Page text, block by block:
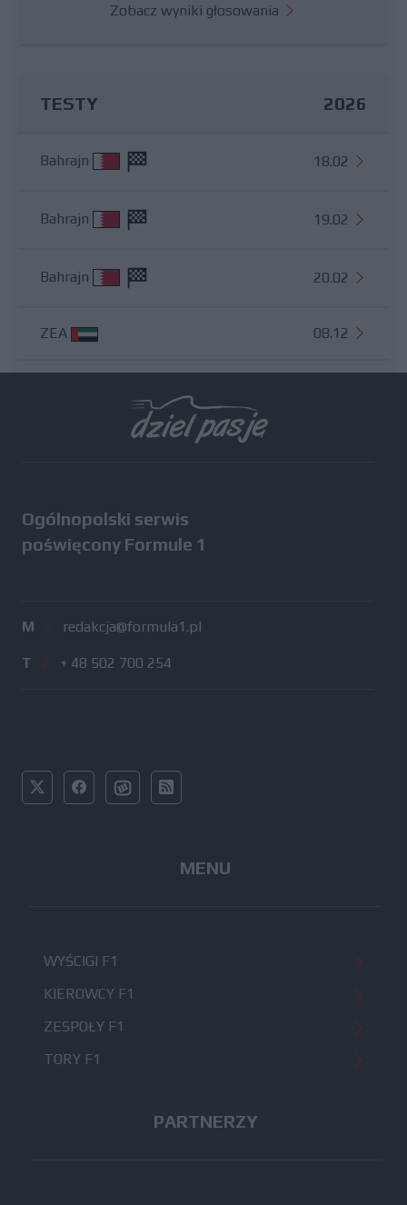
Zobacz wyniki głosowania
TESTY 2026
Bahrajn 18.02
Bahrajn 19.02
Bahrajn 20.02
ZEA 08.12
Ogólnopolski serwis
poświęcony Formule 1
M / redakcja@formula1.pl
T / + 48 502 700 254
MENU
WYŚCIGI F1
KIEROWCY F1
ZESPOŁY F1
TORY F1
PARTNERZY